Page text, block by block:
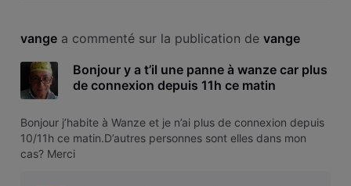
vange a commenté sur la publication de vange
Bonjour y a t’il une panne à wanze car plus
de connexion depuis 11h ce matin
Bonjour j’habite à Wanze et je n’ai plus de connexion depuis
10/11h ce matin.D’autres personnes sont elles dans mon
cas? Merci